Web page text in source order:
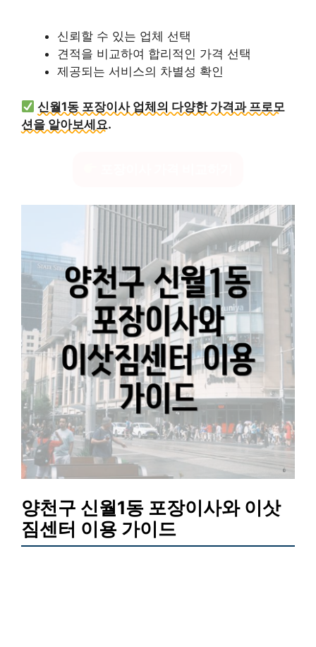
신뢰할 수 있는 업체 선택
견적을 비교하여 합리적인 가격 선택
제공되는 서비스의 차별성 확인
신월1동 포장이사 업체의 다양한 가격과 프로모
션을 알아보세요.
양천구 신월1동 포장이사와 이삿
짐센터 이용 가이드